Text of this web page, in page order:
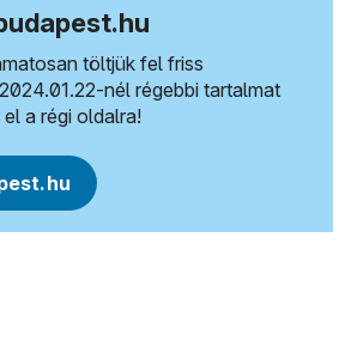
töltjük fel friss
nél régebbi tartalmat
a régi oldalra!